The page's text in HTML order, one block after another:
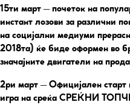
15ти март– почеток на
инстант лозови за различни
на социјални медиуми
2018та) ќе биде оформен во
значајните двигатели на
2ри март– Официјален старт
игра на среќа СРЕЌНИ